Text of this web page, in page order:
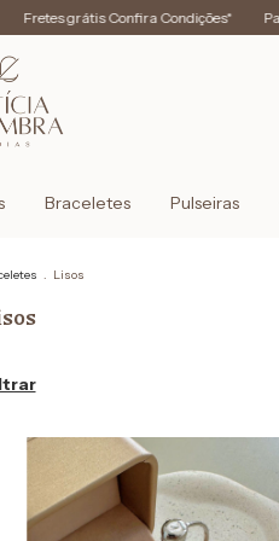
grátis Confira Condições*
Braceletes Pulseiras
. Lisos